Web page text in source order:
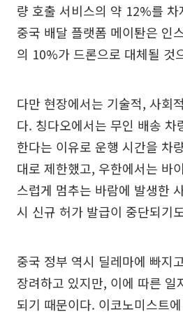
량 호출 서비스의 약 12%를
중국 배달 플랫폼 메이퇀은 인
의 10%가 드론으로 대체될 것
다만 현장에서는 기술적, 사회
다. 칭다오에서는 무인 배송 차
한다는 이유로 운행 시간을 차
대로 제한했고, 우한에서는 바
스럽게 멈추는 바람에 발생한
시 신규 허가 발급이 중단되기
중국 정부 역시 딜레마에 빠지
장려하고 있지만, 이에 따른 일
되기 때문이다. 이코노미스트